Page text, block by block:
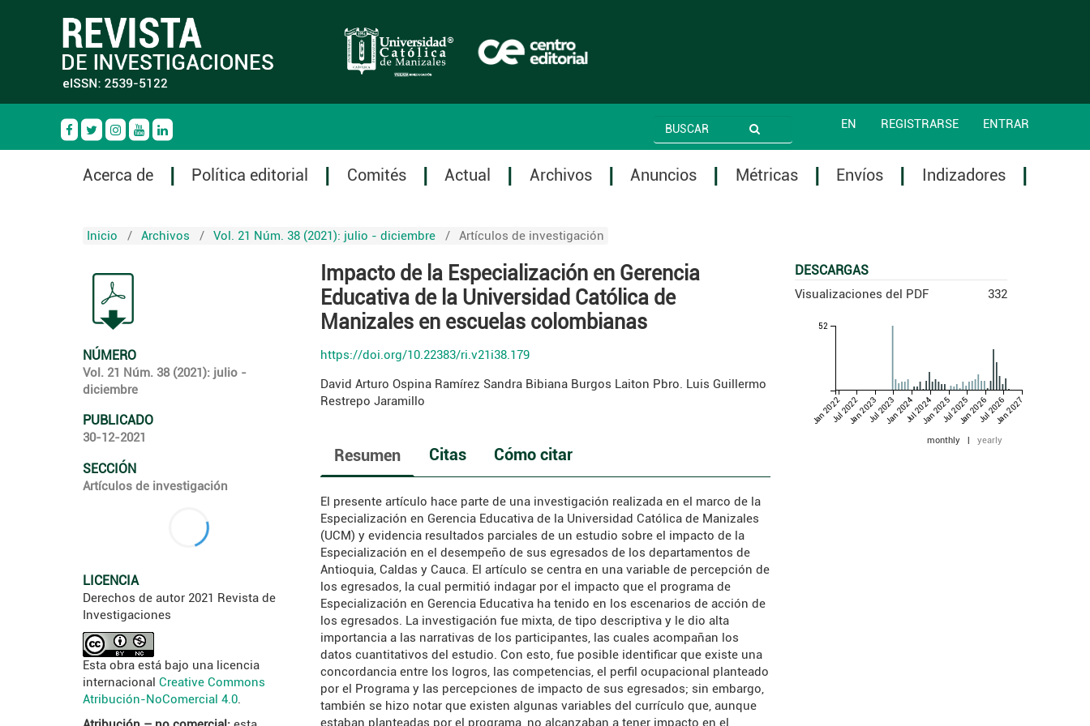
EN REGISTRARSE ENTRAR
Acerca de Política editorial Comités Actual Archivos Anuncios Métricas Envíos Indizadores
Inicio / Archivos / Vol. 21 Núm. 38 (2021): julio - diciembre / Artículos de investigación
NÚMERO
Vol. 21 Núm. 38 (2021): julio -
diciembre
PUBLICADO
30-12-2021
SECCIÓN
Artículos de investigación
LICENCIA
Derechos de autor 2021 Revista de
Investigaciones
Esta obra está bajo una licencia
internacional Creative Commons
Atribución-NoComercial 4.0.
Impacto de la Especialización en Gerencia
Educativa de la Universidad Católica de
Manizales en escuelas colombianas
https://doi.org/10.22383/ri.v21i38.179
David Arturo Ospina Ramírez Sandra Bibiana Burgos Laiton Pbro. Luis Guillermo
Restrepo Jaramillo
Resumen Citas Cómo citar
El presente artículo hace parte de una investigación realizada en el marco de la
Especialización en Gerencia Educativa de la Universidad Católica de Manizales
(UCM) y evidencia resultados parciales de un estudio sobre el impacto de la
Especialización en el desempeño de sus egresados de los departamentos de
Antioquia, Caldas y Cauca. El artículo se centra en una variable de percepción de
los egresados, la cual permitió indagar por el impacto que el programa de
Especialización en Gerencia Educativa ha tenido en los escenarios de acción de
los egresados. La investigación fue mixta, de tipo descriptiva y le dio alta
importancia a las narrativas de los participantes, las cuales acompañan los
datos cuantitativos del estudio. Con esto, fue posible identificar que existe una
concordancia entre los logros, las competencias, el perfil ocupacional planteado
por el Programa y las percepciones de impacto de sus egresados; sin embargo,
también se hizo notar que existen algunas variables del currículo que, aunque
estaban planteadas por el programa, no alcanzaban a tener impacto en el
DESCARGAS
Visualizaciones del PDF 332
Jan 2022Jul 2022Jan 2023Jul 2023Jan 2024Jul 2024Jan 2025Jul 2025Jan 2026Jul 2026Jan 2027
52
monthly | yearly